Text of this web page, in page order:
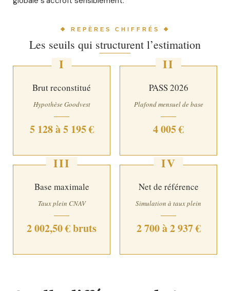
❖ REPÈRES CHIFFRÉS ❖
Les seuils qui structurent l’estimation
I
Brut reconstitué
Hypothèse Goodvest
5 128 à 5 195 €
II
PASS 2026
Plafond mensuel de base
4 005 €
III
Base maximale
Taux plein CNAV
2 002,50 € bruts
IV
Net de référence
Simulation à taux plein
2 700 à 2 937 €